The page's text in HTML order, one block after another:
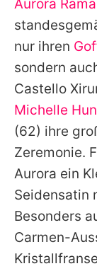
Aurora
nur ihren
sondern
Castello
Michelle
(62) ihre
Zeremonie.
Aurora ein
Seidensatin
Besonders
Carmen-